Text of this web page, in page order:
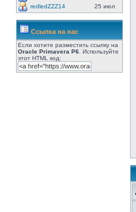
redledZZZ14
25 июл
Ссылка на нас
Если хотите разместить ссылку на
Oracle Primavera P6 . Используйте
этот HTML код: